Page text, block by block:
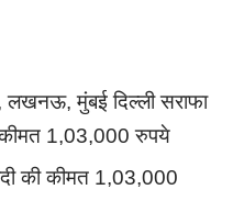
लखनऊ, मुंबई दिल्ली सराफा
कीमत 1,03,000 रुपये
की कीमत 1,03,000